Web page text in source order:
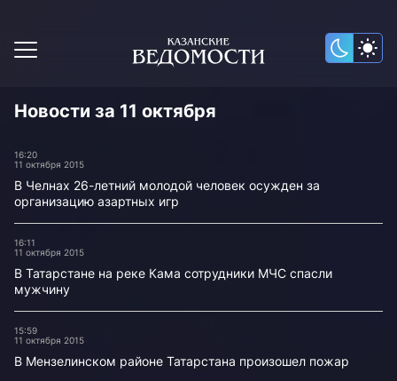
Новости за 11 октября
16:20
11 октября 2015
В Челнах 26-летний молодой человек осужден за
организацию азартных игр
16:11
11 октября 2015
В Татарстане на реке Кама сотрудники МЧС спасли
мужчину
15:59
11 октября 2015
В Мензелинском районе Татарстана произошел пожар